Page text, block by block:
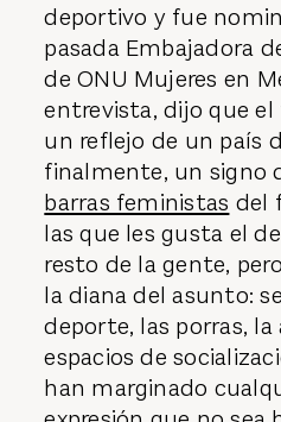
deportivo y fue
pasada Embajadora
de ONU Mujeres en
entrevista, dijo que
un reflejo de un país
finalmente, un signo
barras feministas del
las que les gusta el
resto de la gente,
la diana del asunto:
deporte, las porras,
espacios de
han marginado